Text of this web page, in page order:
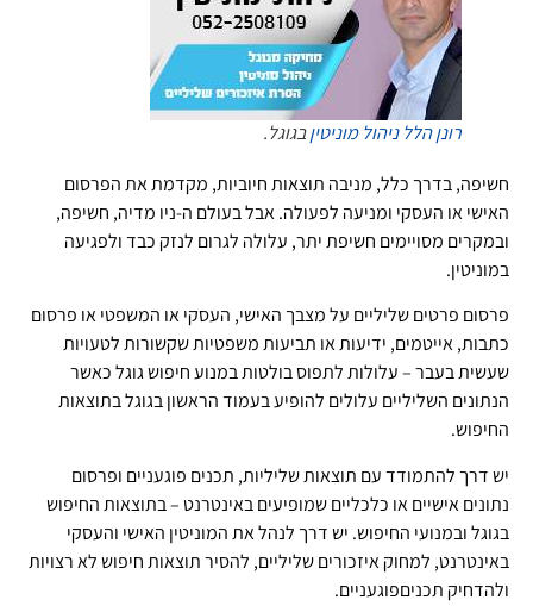
רונן הלל ניהול מוניטיןבגוגל.
חשיפה, בדרך כלל, מניבה תוצאות חיוביות, מקדמת את הפרסום
האישי או העסקי ומניעה לפעולה. אבל בעולם ה-ניו מדיה, חשיפה,
ובמקרים מסויימים חשיפת יתר, עלולה לגרום לנזק כבד ולפגיעה
במוניטין.
פרסום פרטים שליליים על מצבך האישי, העסקי או המשפטי או פרסום
כתבות, אייטמים, ידיעות או תביעות משפטיות שקשורות לטעויות
שעשית בעבר – עלולות לתפוס בולטות במנוע חיפוש גוגל כאשר
הנתונים השליליים עלולים להופיע בעמוד הראשון בגוגל בתוצאות
החיפוש.
יש דרך להתמודד עם תוצאות שליליות, תכנים פוגעניים ופרסום
נתונים אישיים או כלכליים שמופיעים באינטרנט – בתוצאות החיפוש
בגוגל ובמנועי החיפוש. יש דרך לנהל את המוניטין האישי והעסקי
באינטרנט, למחוק איזכורים שליליים, להסיר תוצאות חיפוש לא רצויות
ולהדחיק תכניםפוגעניים.